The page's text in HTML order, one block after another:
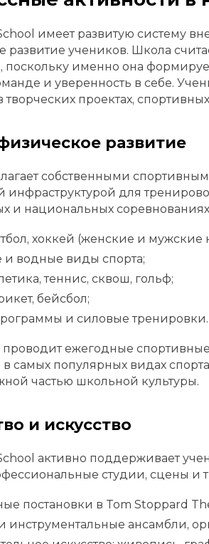
имеет развитую систему
развитие учеников. Школа
поскольку именно она
и уверенность в себе.
творческих проектах,
развитие
собственными
инфраструктурой для
и национальных
хоккей (женские и мужские
и водные виды спорта;
теннис, сквош, гольф;
бейсбол;
и силовые тренировки.
ежегодные
в самых популярных видах
частью школьной культуры.
и искусство
активно поддерживает
студии, сцены и
постановки в Tom Stoppard
инструментальные ансамбли,